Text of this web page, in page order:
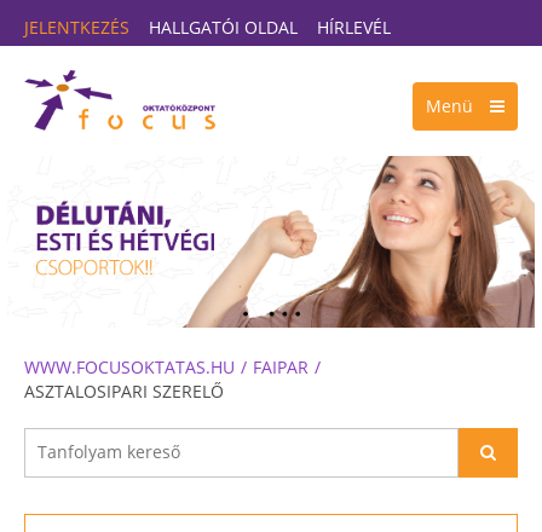
JELENTKEZÉS HALLGATÓI OLDAL HÍRLEVÉL
Menü
WWW.FOCUSOKTATAS.HU
FAIPAR
ASZTALOSIPARI SZERELŐ